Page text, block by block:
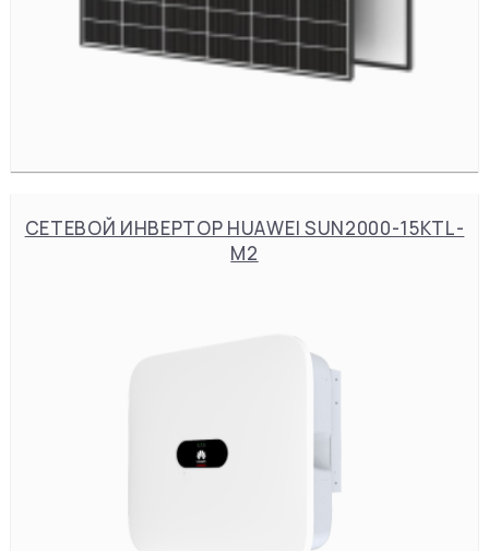
СЕТЕВОЙ ИНВЕРТОР HUAWEI SUN2000-15KTL-
M2